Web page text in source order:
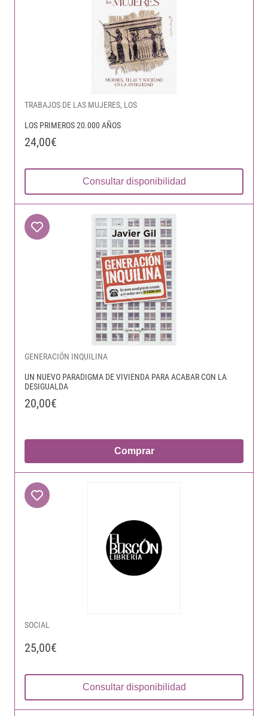
TRABAJOS DE LAS MUJERES, LOS
LOS PRIMEROS 20.000 AÑOS
24,00€
Consultar disponibilidad
GENERACIÓN INQUILINA
UN NUEVO PARADIGMA DE VIVIENDA PARA ACABAR CON LA
DESIGUALDA
20,00€
Comprar
SOCIAL
25,00€
Consultar disponibilidad